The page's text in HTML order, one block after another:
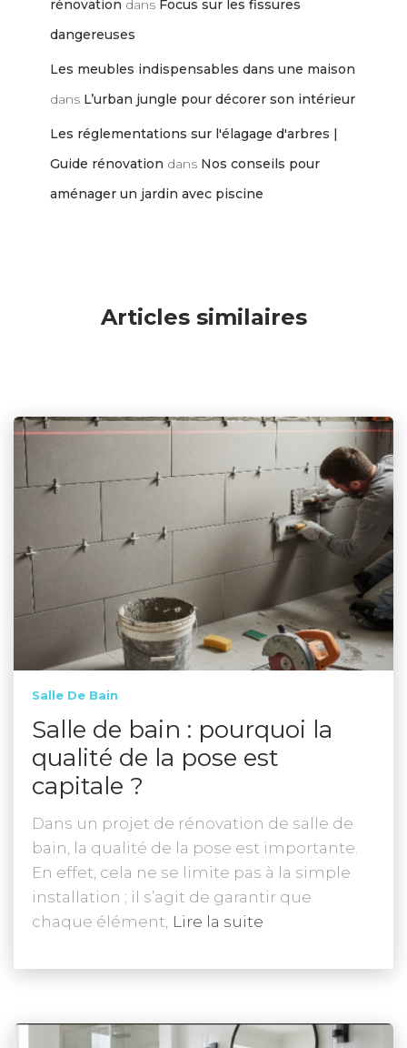
rénovation dans Focus sur les fissures
dangereuses
Les meubles indispensables dans une maison
dans L’urban jungle pour décorer son intérieur
Les réglementations sur l'élagage d'arbres |
Guide rénovation dans Nos conseils pour
aménager un jardin avec piscine
Articles similaires
Salle De Bain
Salle de bain : pourquoi la
qualité de la pose est
capitale ?
Dans un projet de rénovation de salle de
bain, la qualité de la pose est importante.
En effet, cela ne se limite pas à la simple
installation ; il s’agit de garantir que
chaque élément, Lire la suite